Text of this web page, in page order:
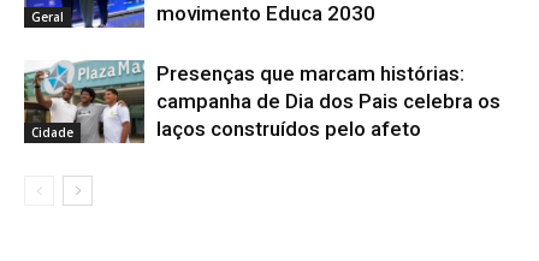
Geral
movimento Educa 2030
Cidade
Presenças que marcam histórias:
campanha de Dia dos Pais celebra os
laços construídos pelo afeto